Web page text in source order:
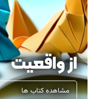
همکاری با
آشنایی باما
تماس باما
از واقعیت
مشاهده کتاب ها